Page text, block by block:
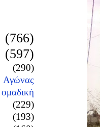
(766)
(597)
(290)
Αγώνας
ομαδική
(229)
(193)